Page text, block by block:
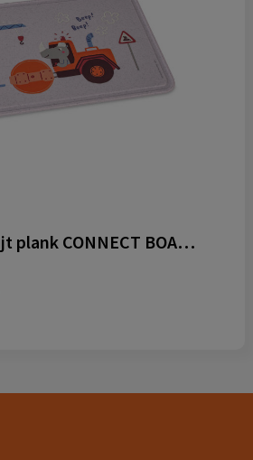
Koziol Ontbijt plank CONNECT BOARD TRUCKS